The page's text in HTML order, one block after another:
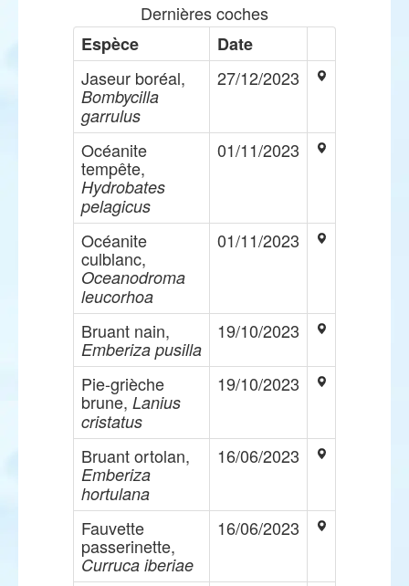
Dernières coches
Espèce
Date
Jaseur boréal,
Bombycilla
garrulus
27/12/2023
Océanite
tempête,
Hydrobates
pelagicus
01/11/2023
Océanite
culblanc,
Oceanodroma
leucorhoa
01/11/2023
Bruant nain,
Emberiza pusilla
19/10/2023
Pie-grièche
brune, Lanius
cristatus
19/10/2023
Bruant ortolan,
Emberiza
hortulana
16/06/2023
Fauvette
passerinette,
Curruca iberiae
16/06/2023